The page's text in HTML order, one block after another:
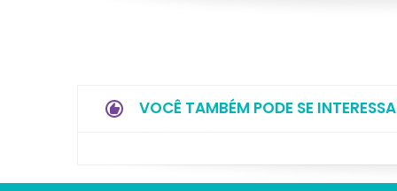
VOCÊ TAMBÉM PODE SE